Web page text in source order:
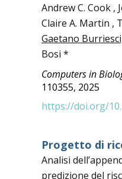
Andrew C. Cook ,
Claire A. Martin ,
Gaetano
Bosi *
Computers in
110355, 2025
https://doi.org/
Progetto di
Analisi
predizione del